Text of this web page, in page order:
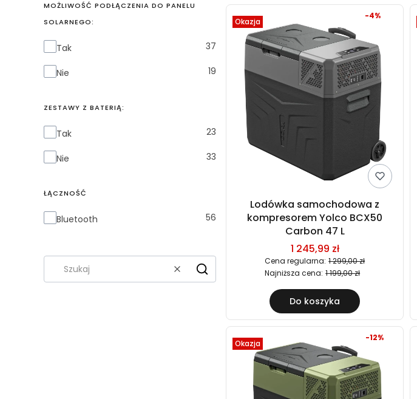
MOŻLIWOŚĆ PODŁĄCZENIA DO PANELU
SOLARNEGO:
Możliwość podłączenia do panelu solarnego:
Tak 37
Nie 19
ZESTAWY Z BATERIĄ:
Zestawy z baterią:
Tak 23
Nie 33
ŁĄCZNOŚĆ
Łączność
Bluetooth 56
WyczyśćSzukaj
Okazja
Lodówka samochodowa z
kompresorem Yolco BCX50
Carbon 47 L
1 245,99 zł
Cena regularna: 1 299,00 zł
-4%
Najniższa cena: 1 199,00 zł
Do koszyka
Okazja
-12%